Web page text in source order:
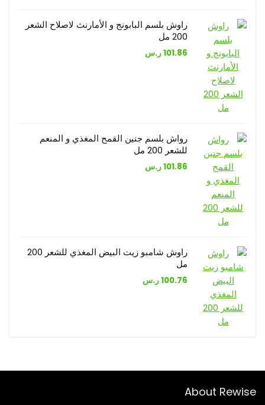
راوش بلسم البابونج و الأمارنث لاصلاح الشعر
200 مل
101.86ر.س
رواش بلسم جنين القمح المغذي و المنعم
للشعر 200 مل
101.86ر.س
راوش شامبو زيت البيض المغذي للشعر 200
مل
100.76ر.س
About Rewise